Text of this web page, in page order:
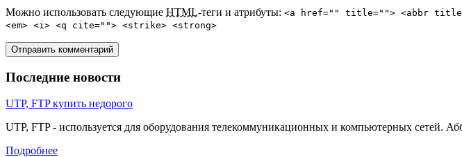
Можно использовать следующие HTML-теги и атрибуты: <a href="" title=""> <abbr
<em> <i> <q cite=""> <strike> <strong>
Последние новости
UTP, FTP купить недорого
UTP, FTP - используется для оборудования телекоммуникационных и компьютерных сетей.
Подробнее